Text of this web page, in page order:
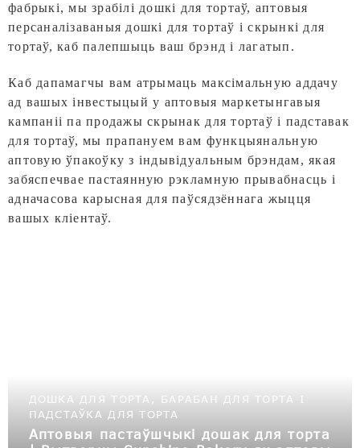
фабрыкі, мы зрабілі дошкі для тортаў, аптовыя
персаналізаваныя дошкі для тортаў і скрынкі для
тортаў, каб палепшыць ваш брэнд і лагатып.
Каб дапамагчы вам атрымаць максімальную аддачу
ад вашых інвестыцый у аптовыя маркетынгавыя
кампаніі па продажы скрынак для тортаў і падставак
для тортаў, мы прапануем вам функцыянальную
аптовую ўпакоўку з індывідуальным брэндам, якая
забяспечвае пастаянную рэкламную прывабнасць і
адначасова карысная для паўсядзённага жыцця
вашых кліентаў.
ДОШКА ДЛЯ ТОРТА, БАРАБАН ДЛЯ ТОРТА І
ПАДСТАЎКА ДЛЯ ТОРТА
Аптовыя пастаўшчыкі дошак для торта